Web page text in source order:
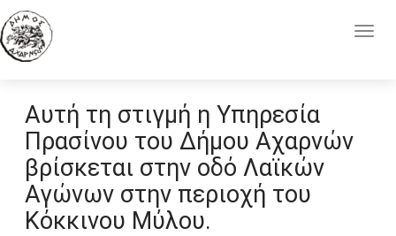
Αυτή τη στιγμή η Υπηρεσία
Πρασίνου του Δήμου Αχαρνών
βρίσκεται στην οδό Λαϊκών
Αγώνων στην περιοχή του
Κόκκινου Μύλου.